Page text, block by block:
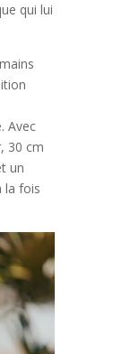
qui lui
Avec
30 cm
un
la fois